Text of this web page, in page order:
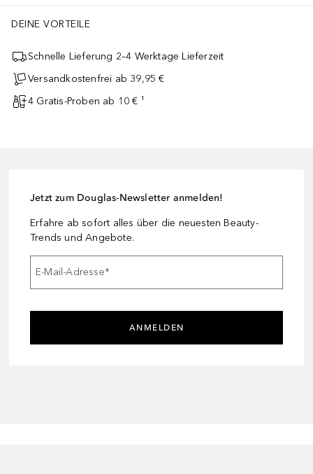
DEINE VORTEILE
Schnelle Lieferung 2–4 Werktage Lieferzeit
Versandkostenfrei ab 39,95 €
4 Gratis-Proben ab 10 € ¹
Jetzt zum Douglas-Newsletter anmelden!
Erfahre ab sofort alles über die neuesten Beauty-
Trends und Angebote.
E-Mail-Adresse*
ANMELDEN